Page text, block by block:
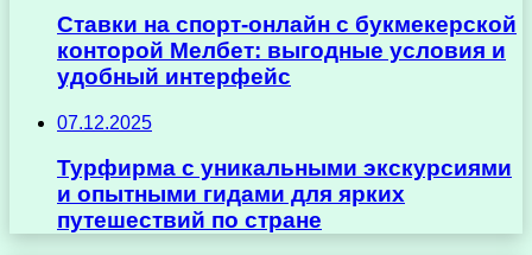
Ставки на спорт-онлайн с букмекерской
конторой Мелбет: выгодные условия и
удобный интерфейс
07.12.2025
Турфирма с уникальными экскурсиями
и опытными гидами для ярких
путешествий по стране